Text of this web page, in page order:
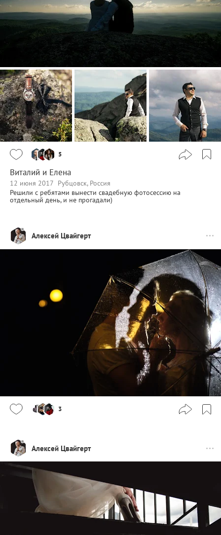
5
Виталий и Елена
12 июня 2017 Рубцовск, Россия
Решили с ребятами вынести свадебную фотосессию на
отдельный день, и не прогадали)
Алексей Цвайгерт
3
Алексей Цвайгерт